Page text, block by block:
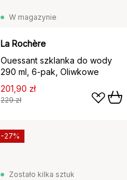
W magazynie
La Rochère
Ouessant szklanka do wody
290 ml, 6‑pak, Oliwkowe
201,90 zł
229 zł
Zostało kilka sztuk
-27%